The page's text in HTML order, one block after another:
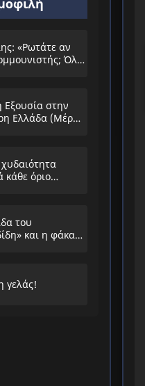
«Ρωτάτε αν
Όλο
Εξουσία στην
Ελλάδα (Μέρος
κάθε όριο…
του
και η φάκα
γελάς!